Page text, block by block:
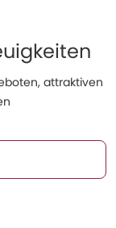
attraktiven